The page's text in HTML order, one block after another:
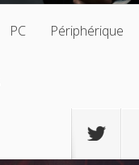
PC Périphérique